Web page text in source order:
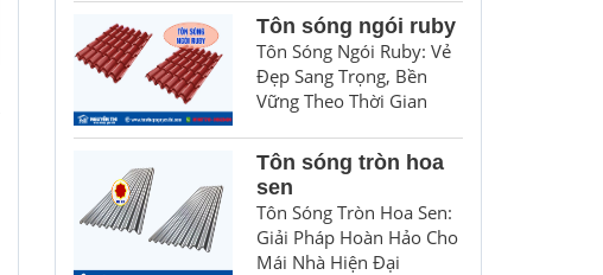
Tôn sóng ngói ruby
Tôn Sóng Ngói Ruby: Vẻ
Đẹp Sang Trọng, Bền
Vững Theo Thời Gian
Tôn sóng tròn hoa
sen
Tôn Sóng Tròn Hoa Sen:
Giải Pháp Hoàn Hảo Cho
Mái Nhà Hiện Đại